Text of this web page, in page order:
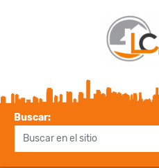
Buscar: